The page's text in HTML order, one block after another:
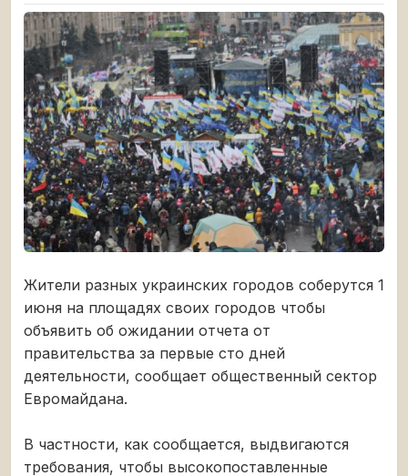
Жители разных украинских городов соберутся 1
июня на площадях своих городов чтобы
объявить об ожидании отчета от
правительства за первые сто дней
деятельности, сообщает общественный сектор
Евромайдана.
В частности, как сообщается, выдвигаются
требования, чтобы высокопоставленные